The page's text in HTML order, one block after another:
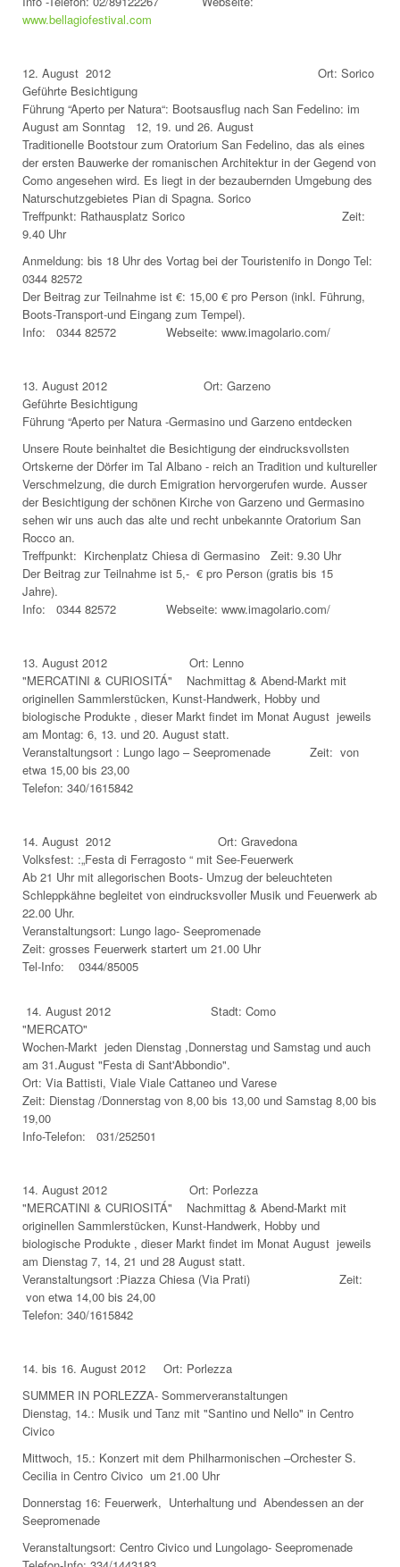
www.bellagiofestival.com
12. August 2012 Ort: Sorico
Geführte Besichtigung
Führung “Aperto per Natura“: Bootsausflug nach San Fedelino: im
August am Sonntag 12, 19. und 26. August
Traditionelle Bootstour zum Oratorium San Fedelino, das als eines
der ersten Bauwerke der romanischen Architektur in der Gegend von
Como angesehen wird. Es liegt in der bezaubernden Umgebung des
Naturschutzgebietes Pian di Spagna. Sorico
Treffpunkt: Rathausplatz Sorico Zeit:
9.40 Uhr
Anmeldung: bis 18 Uhr des Vortag bei der Touristenifo in Dongo Tel:
0344 82572
Der Beitrag zur Teilnahme ist €: 15,00 € pro Person (inkl. Führung,
Boots-Transport-und Eingang zum Tempel).
Info: 0344 82572 Webseite: www.imagolario.com/
13. August 2012 Ort: Garzeno
Geführte Besichtigung
Führung “Aperto per Natura -Germasino und Garzeno entdecken
Unsere Route beinhaltet die Besichtigung der eindrucksvollsten
Ortskerne der Dörfer im Tal Albano - reich an Tradition und kultureller
Verschmelzung, die durch Emigration hervorgerufen wurde. Ausser
der Besichtigung der schönen Kirche von Garzeno und Germasino
sehen wir uns auch das alte und recht unbekannte Oratorium San
Rocco an.
Treffpunkt: Kirchenplatz Chiesa di Germasino Zeit: 9.30 Uhr
Der Beitrag zur Teilnahme ist 5,- € pro Person (gratis bis 15
Jahre).
Info: 0344 82572 Webseite: www.imagolario.com/
13. August 2012 Ort: Lenno
"MERCATINI & CURIOSITÁ" Nachmittag & Abend-Markt mit
originellen Sammlerstücken, Kunst-Handwerk, Hobby und
biologische Produkte , dieser Markt findet im Monat August jeweils
am Montag: 6, 13. und 20. August statt.
Veranstaltungsort : Lungo lago – Seepromenade Zeit: von
etwa 15,00 bis 23,00
Telefon: 340/1615842
14. August 2012 Ort: Gravedona
Volksfest: :„Festa di Ferragosto “ mit See-Feuerwerk
Ab 21 Uhr mit allegorischen Boots- Umzug der beleuchteten
Schleppkähne begleitet von eindrucksvoller Musik und Feuerwerk ab
22.00 Uhr.
Veranstaltungsort: Lungo lago- Seepromenade
Zeit: grosses Feuerwerk startert um 21.00 Uhr
Tel-Info:
0344/85005
14. August 2012 Stadt: Como
"MERCATO"
Wochen-Markt jeden Dienstag ,Donnerstag und Samstag und auch
am 31.August "Festa di Sant'Abbondio".
Ort: Via Battisti, Viale Viale Cattaneo und Varese
Zeit: Dienstag /Donnerstag von 8,00 bis 13,00 und Samstag 8,00 bis
19,00
Info-Telefon: 031/252501
14. August 2012 Ort: Porlezza
"MERCATINI & CURIOSITÁ" Nachmittag & Abend-Markt mit
originellen Sammlerstücken, Kunst-Handwerk, Hobby und
biologische Produkte , dieser Markt findet im Monat August jeweils
am Dienstag 7, 14, 21 und 28 August statt.
Veranstaltungsort :Piazza Chiesa (Via Prati) Zeit:
von etwa 14,00 bis 24,00
Telefon: 340/1615842
14. bis 16. August 2012 Ort: Porlezza
SUMMER IN PORLEZZA- Sommerveranstaltungen
Dienstag, 14.: Musik und Tanz mit "Santino und Nello" in Centro
Civico
Mittwoch, 15.: Konzert mit dem Philharmonischen –Orchester S.
Cecilia in Centro Civico um 21.00 Uhr
Donnerstag 16: Feuerwerk, Unterhaltung und Abendessen an der
Seepromenade
Veranstaltungsort: Centro Civico und Lungolago- Seepromenade